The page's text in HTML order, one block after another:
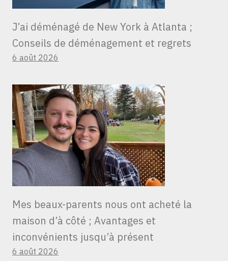
J’ai déménagé de New York à Atlanta ;
Conseils de déménagement et regrets
6 août 2026
Mes beaux-parents nous ont acheté la
maison d’à côté ; Avantages et
inconvénients jusqu’à présent
6 août 2026